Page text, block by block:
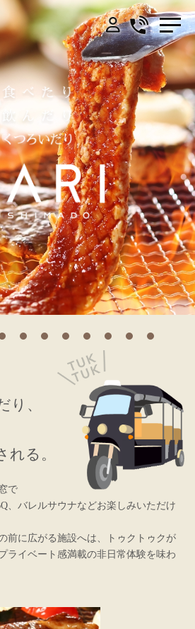
NEWS
泊まっTARI
食べTARI
とのっTARI
FACILITY
会社概要
イバシーポリシー
り、
れる。
で
、バレルサウナなどお楽しみいただけ
前に広がる施設へは、トゥクトゥクが
ライベート感満載の非日常体験を味わ